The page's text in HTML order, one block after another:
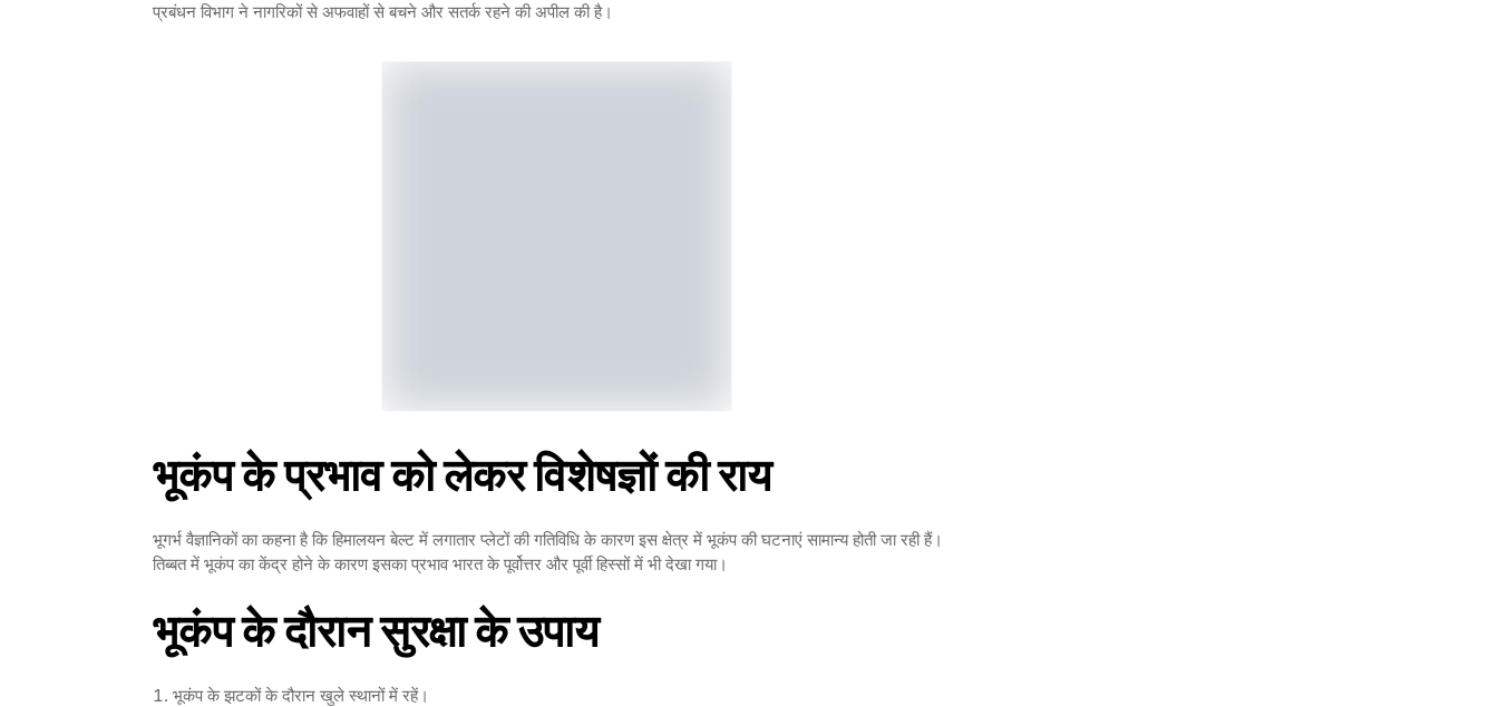
प्रबंधन विभाग ने नागरिकों से अफवाहों से बचने और सतर्क रहने की अपील की है।
भूकंप के प्रभाव को लेकर विशेषज्ञों की राय
भूगर्भ वैज्ञानिकों का कहना है कि हिमालयन बेल्ट में लगातार प्लेटों की गतिविधि के कारण इस क्षेत्र में भूकंप की घटनाएं सामान्य होती जा रही हैं।
तिब्बत में भूकंप का केंद्र होने के कारण इसका प्रभाव भारत के पूर्वोत्तर और पूर्वी हिस्सों में भी देखा गया।
भूकंप के दौरान सुरक्षा के उपाय
भूकंप के झटकों के दौरान खुले स्थानों में रहें।